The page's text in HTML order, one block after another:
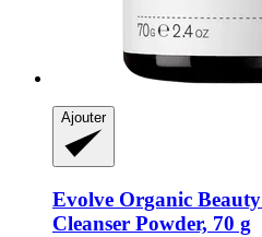
Ajouter
Evolve Organic Beauty
Cleanser Powder, 70 g